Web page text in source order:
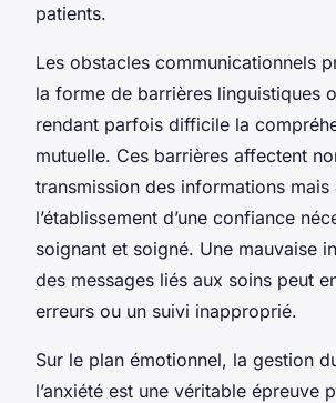
patients.
Les obstacles communicationnels
la forme de barrières linguistiques
rendant parfois difficile la
mutuelle. Ces barrières affectent
transmission des informations mais
l’établissement d’une confiance
soignant et soigné. Une mauvaise
des messages liés aux soins peut
erreurs ou un suivi inapproprié.
Sur le plan émotionnel, la gestion
l’anxiété est une véritable épreuve